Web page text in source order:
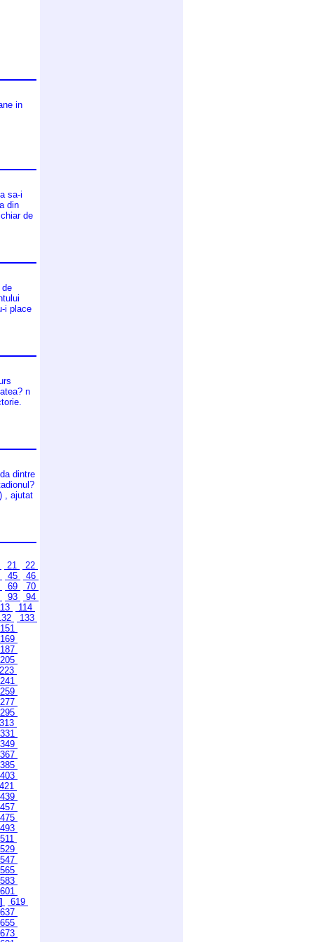
in
sa-i
din
de
de
i place
n
dintre
, ajutat
21
22
45
46
69
70
93
94
114
133
151
169
187
205
223
241
259
277
295
313
331
349
367
385
403
421
439
457
475
493
511
529
547
565
583
601
619
637
655
673